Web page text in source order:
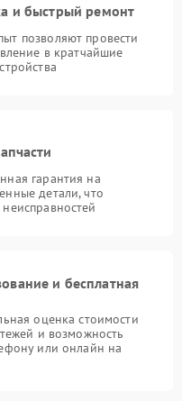
и быстрый ремонт
позволяют провести
в кратчайшие
гарантия на
детали, что
и бесплатная
оценка стоимости
и возможность
или онлайн на